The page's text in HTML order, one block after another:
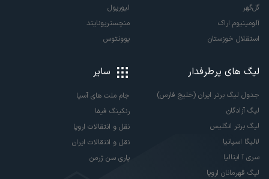
گل‌گهر
آلومینیوم اراک
استقلال خوزستان
لیورپول
منچستریونایتد
یوونتوس
لیگ های پرطرفدار
جدول لیگ برتر ایران (خلیج فارس)
لیگ آزادگان
لیگ برتر انگلیس
لالیگا اسپانیا
سری آ ایتالیا
لیگ قهرمانان اروپا
سایر
جام ملت های آسیا
رنکینگ فیفا
نقل و انتقالات اروپا
نقل و انتقالات ایران
پاری سن ژرمن